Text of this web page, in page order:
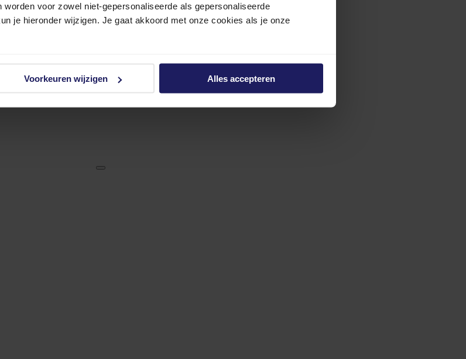
voor zowel niet-gepersonaliseerde als gepersonaliseerde
je hieronder wijzigen. Je gaat akkoord met onze cookies als je onze
Voorkeuren wijzigen Alles accepteren